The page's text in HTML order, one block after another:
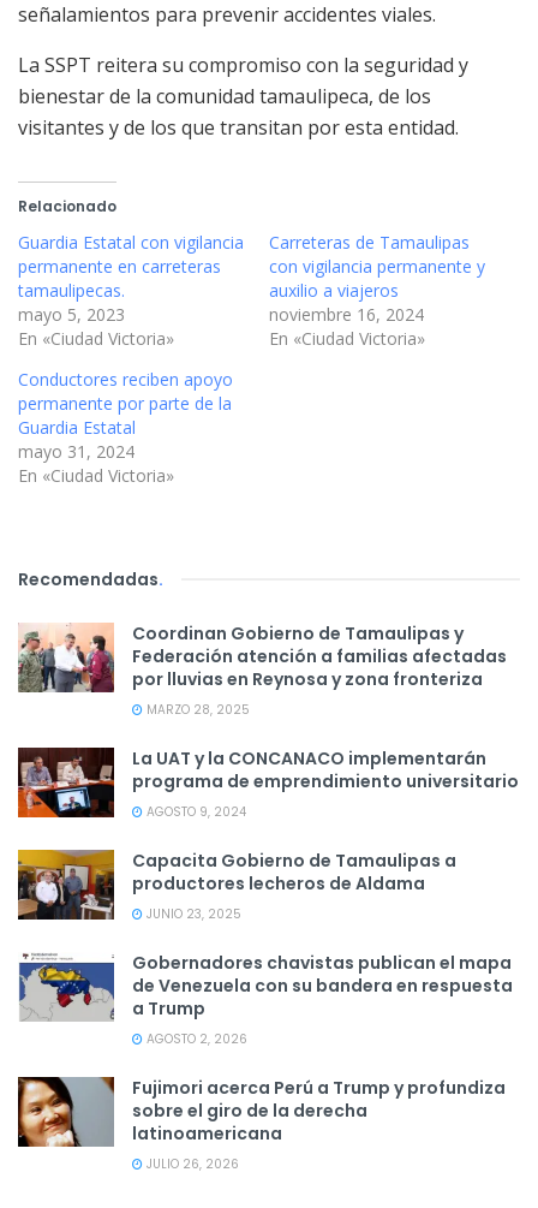
señalamientos para prevenir accidentes viales.
La SSPT reitera su compromiso con la seguridad y
bienestar de la comunidad tamaulipeca, de los
visitantes y de los que transitan por esta entidad.
Relacionado
Guardia Estatal con vigilancia
permanente en carreteras
tamaulipecas.
mayo 5, 2023
En «Ciudad Victoria»
Carreteras de Tamaulipas
con vigilancia permanente y
auxilio a viajeros
noviembre 16, 2024
En «Ciudad Victoria»
Conductores reciben apoyo
permanente por parte de la
Guardia Estatal
mayo 31, 2024
En «Ciudad Victoria»
Recomendadas.
Coordinan Gobierno de Tamaulipas y
Federación atención a familias afectadas
por lluvias en Reynosa y zona fronteriza
MARZO 28, 2025
La UAT y la CONCANACO implementarán
programa de emprendimiento universitario
AGOSTO 9, 2024
Capacita Gobierno de Tamaulipas a
productores lecheros de Aldama
JUNIO 23, 2025
Gobernadores chavistas publican el mapa
de Venezuela con su bandera en respuesta
a Trump
AGOSTO 2, 2026
Fujimori acerca Perú a Trump y profundiza
sobre el giro de la derecha
latinoamericana
JULIO 26, 2026